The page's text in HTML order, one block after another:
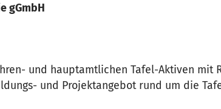
gGmbH
und hauptamtlichen Tafel-Aktiven mit
und Projektangebot rund um die